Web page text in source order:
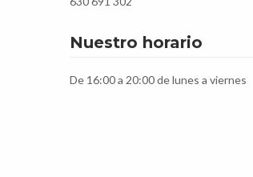
Nuestro horario
De 16:00 a 20:00 de lunes a viernes